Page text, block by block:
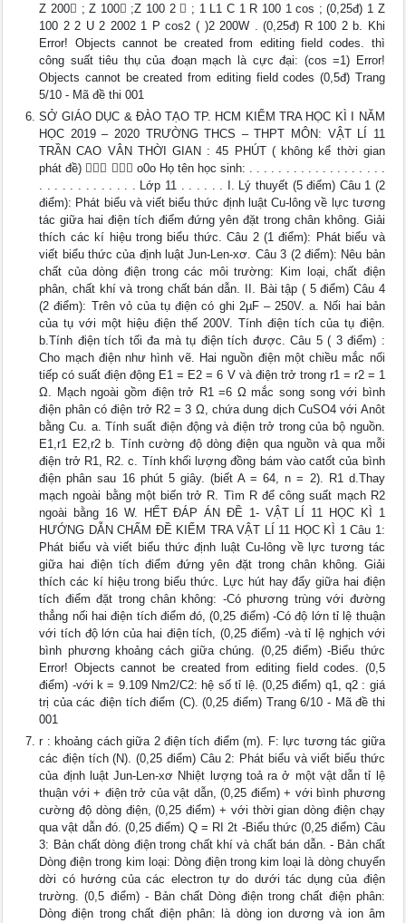
Z 200 ; Z 100 ;Z 100 2  ; 1 L1 C 1 R 100 1 cos ; (0,25đ) 1 Z
100 2 2 U 2 2002 1 P cos2 ( )2 200W . (0,25đ) R 100 2 b. Khi
Error! Objects cannot be created from editing field codes. thì
công suất tiêu thụ của đoạn mạch là cực đại: (cos =1) Error!
Objects cannot be created from editing field codes (0,5đ) Trang
5/10 - Mã đề thi 001
SỞ GIÁO DỤC & ĐÀO TẠO TP. HCM KIỂM TRA HỌC KÌ I NĂM
HỌC 2019 – 2020 TRƯỜNG THCS – THPT MÔN: VẬT LÍ 11
TRẦN CAO VÂN THỜI GIAN : 45 PHÚT ( không kể thời gian
phát đề)   o0o Họ tên học sinh: . . . . . . . . . . . . . . . . . . .
. . . . . . . . . . . . . Lớp 11 . . . . . . I. Lý thuyết (5 điểm) Câu 1 (2
điểm): Phát biểu và viết biểu thức định luật Cu-lông về lực tương
tác giữa hai điện tích điểm đứng yên đặt trong chân không. Giải
thích các kí hiệu trong biểu thức. Câu 2 (1 điểm): Phát biểu và
viết biểu thức của định luật Jun-Len-xơ. Câu 3 (2 điểm): Nêu bản
chất của dòng điện trong các môi trường: Kim loại, chất điện
phân, chất khí và trong chất bán dẫn. II. Bài tập ( 5 điểm) Câu 4
(2 điểm): Trên vỏ của tụ điện có ghi 2µF – 250V. a. Nối hai bản
của tụ với một hiệu điện thế 200V. Tính điện tích của tụ điện.
b.Tính điện tích tối đa mà tụ điện tích được. Câu 5 ( 3 điểm) :
Cho mạch điện như hình vẽ. Hai nguồn điện một chiều mắc nối
tiếp có suất điện động E1 = E2 = 6 V và điện trở trong r1 = r2 = 1
Ω. Mạch ngoài gồm điện trở R1 =6 Ω mắc song song với bình
điện phân có điện trở R2 = 3 Ω, chứa dung dịch CuSO4 với Anôt
bằng Cu. a. Tính suất điện động và điện trở trong của bộ nguồn.
E1,r1 E2,r2 b. Tính cường độ dòng điện qua nguồn và qua mỗi
điện trở R1, R2. c. Tính khối lượng đồng bám vào catốt của bình
điện phân sau 16 phút 5 giây. (biết A = 64, n = 2). R1 d.Thay
mạch ngoài bằng một biến trở R. Tìm R để công suất mạch R2
ngoài bằng 16 W. HẾT ĐÁP ÁN ĐỀ 1- VẬT LÍ 11 HỌC KÌ 1
HƯỚNG DẪN CHẤM ĐỀ KIỂM TRA VẬT LÍ 11 HỌC KÌ 1 Câu 1:
Phát biểu và viết biểu thức định luật Cu-lông về lực tương tác
giữa hai điện tích điểm đứng yên đặt trong chân không. Giải
thích các kí hiệu trong biểu thức. Lực hút hay đẩy giữa hai điện
tích điểm đặt trong chân không: -Có phương trùng với đường
thẳng nối hai điện tích điểm đó, (0,25 điểm) -Có độ lớn tỉ lệ thuận
với tích độ lớn của hai điện tích, (0,25 điểm) -và tỉ lệ nghịch với
bình phương khoảng cách giữa chúng. (0,25 điểm) -Biểu thức
Error! Objects cannot be created from editing field codes. (0,5
điểm) -với k = 9.109 Nm2/C2: hệ số tỉ lệ. (0,25 điểm) q1, q2 : giá
trị của các điện tích điểm (C). (0,25 điểm) Trang 6/10 - Mã đề thi
001
r : khoảng cách giữa 2 điện tích điểm (m). F: lực tương tác giữa
các điện tích (N). (0,25 điểm) Câu 2: Phát biểu và viết biểu thức
của định luật Jun-Len-xơ Nhiệt lượng toả ra ở một vật dẫn tỉ lệ
thuận với + điện trở của vật dẫn, (0,25 điểm) + với bình phương
cường độ dòng điện, (0,25 điểm) + với thời gian dòng điện chạy
qua vật dẫn đó. (0,25 điểm) Q = RI 2t -Biểu thức (0,25 điểm) Câu
3: Bản chất dòng điện trong chất khí và chất bán dẫn. - Bản chất
Dòng điện trong kim loại: Dòng điện trong kim loại là dòng chuyển
dời có hướng của các electron tự do dưới tác dụng của điện
trường. (0,5 điểm) - Bản chất Dòng điện trong chất điện phân:
Dòng điện trong chất điện phân: là dòng ion dương và ion âm